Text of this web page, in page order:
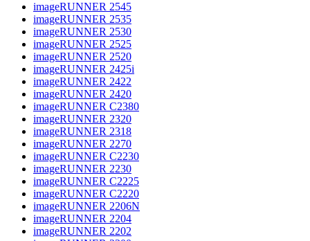
imageRUNNER 2545
imageRUNNER 2535
imageRUNNER 2530
imageRUNNER 2525
imageRUNNER 2520
imageRUNNER 2425i
imageRUNNER 2422
imageRUNNER 2420
imageRUNNER C2380
imageRUNNER 2320
imageRUNNER 2318
imageRUNNER 2270
imageRUNNER C2230
imageRUNNER 2230
imageRUNNER C2225
imageRUNNER C2220
imageRUNNER 2206N
imageRUNNER 2204
imageRUNNER 2202